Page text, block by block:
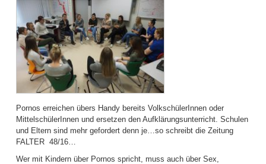
Pornos erreichen übers Handy bereits VolkschülerInnen oder
MittelschülerInnen und ersetzen den Aufklärungsunterricht. Schulen
und Eltern sind mehr gefordert denn je…so schreibt die Zeitung
FALTER 48/16…
Wer mit Kindern über Pornos spricht, muss auch über Sex,